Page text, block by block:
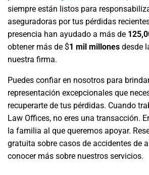
siempre están listos para
aseguradoras por tus pérdidas
presencia han ayudado a más de
obtener más de $1 mil millones desde
nuestra firma.
Puedes confiar en nosotros para
representación excepcionales que
recuperarte de tus pérdidas. Cuando
Law Offices, no eres una transacción.
la familia al que queremos apoyar.
gratuita sobre casos de accidentes de
conocer más sobre nuestros servicios.